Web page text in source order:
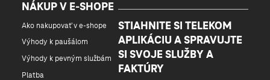
NÁKUP V E-SHOPE
Ako nakupovať v e-shope
Výhody k paušálom
Výhody k pevným službám
Platba
STIAHNITE SI TELEKOM
APLIKÁCIU A SPRAVUJTE
SI SVOJE SLUŽBY A
FAKTÚRY